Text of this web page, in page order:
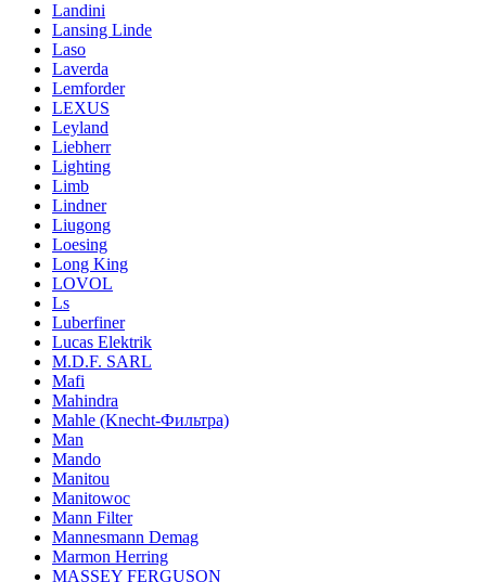
Landini
Lansing Linde
Laso
Laverda
Lemforder
LEXUS
Leyland
Liebherr
Lighting
Limb
Lindner
Liugong
Loesing
Long King
LOVOL
Ls
Luberfiner
Lucas Elektrik
M.D.F. SARL
Mafi
Mahindra
Mahle (Knecht-Фильтра)
Man
Mando
Manitou
Manitowoc
Mann Filter
Mannesmann Demag
Marmon Herring
MASSEY FERGUSON